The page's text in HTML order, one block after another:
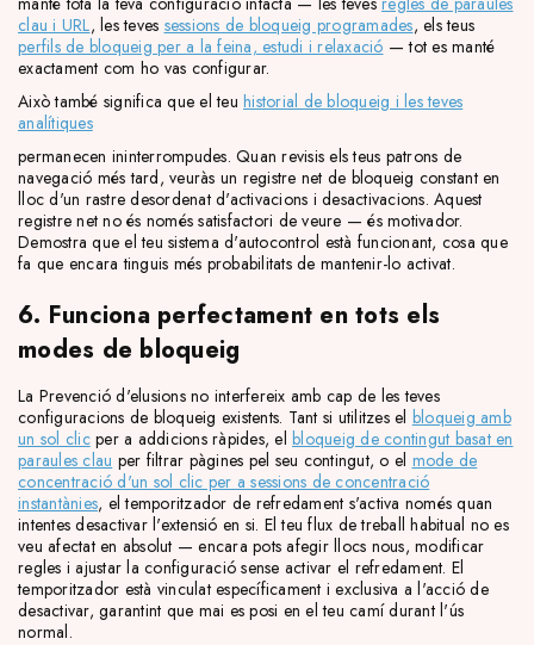
clau i URL, les teves sessions de bloqueig programades, els teus
perfils de bloqueig per a la feina, estudi i relaxació — tot es manté
exactament com ho vas configurar.
Això també significa que el teu historial de bloqueig i les teves
analítiques
permanecen ininterrompudes. Quan revisis els teus patrons de
navegació més tard, veuràs un registre net de bloqueig constant en
lloc d'un rastre desordenat d'activacions i desactivacions. Aquest
registre net no és només satisfactori de veure — és motivador.
Demostra que el teu sistema d'autocontrol està funcionant, cosa que
fa que encara tinguis més probabilitats de mantenir-lo activat.
6. Funciona perfectament en tots els
modes de bloqueig
La Prevenció d'elusions no interfereix amb cap de les teves
configuracions de bloqueig existents. Tant si utilitzes el bloqueig amb
un sol clicper a addicions ràpides, el bloqueig de contingut basat en
paraules clau per filtrar pàgines pel seu contingut, o el mode de
concentració d'un sol clic per a sessions de concentració
instantànies, el temporitzador de refredament s'activa només quan
intentes desactivar l'extensió en si. El teu flux de treball habitual no es
veu afectat en absolut — encara pots afegir llocs nous, modificar
regles i ajustar la configuració sense activar el refredament. El
temporitzador està vinculat específicament i exclusiva a l'acció de
desactivar, garantint que mai es posi en el teu camí durant l'ús
normal.